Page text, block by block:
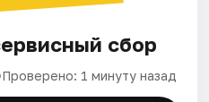
сбор
Проверено: 1 минуту назад